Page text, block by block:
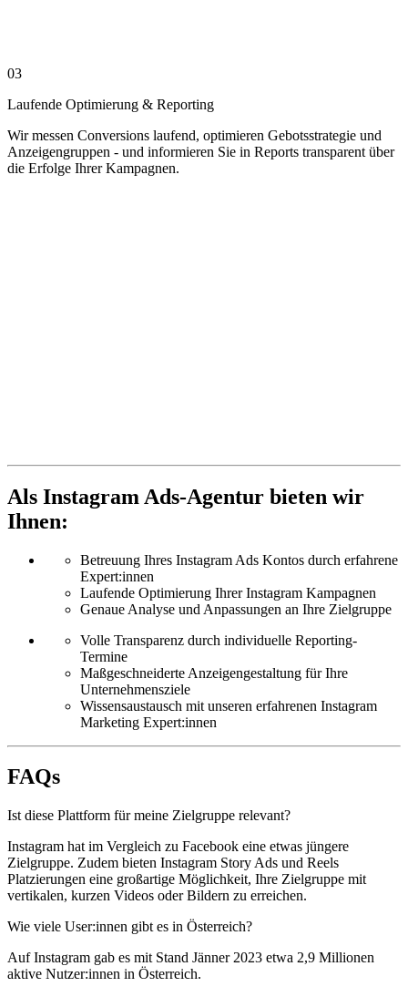
03
Laufende Optimierung & Reporting
Wir messen Conversions laufend, optimieren Gebotsstrategie und
Anzeigengruppen - und informieren Sie in Reports transparent über
die Erfolge Ihrer Kampagnen.
Als Instagram Ads-Agentur bieten wir
Ihnen:
Betreuung Ihres Instagram Ads Kontos durch erfahrene
Expert:innen
Laufende Optimierung Ihrer Instagram Kampagnen
Genaue Analyse und Anpassungen an Ihre Zielgruppe
Volle Transparenz durch individuelle Reporting-
Termine
Maßgeschneiderte Anzeigengestaltung für Ihre
Unternehmensziele
Wissensaustausch mit unseren erfahrenen Instagram
Marketing Expert:innen
FAQs
Ist diese Plattform für meine Zielgruppe relevant?
Instagram hat im Vergleich zu Facebook eine etwas jüngere
Zielgruppe. Zudem bieten Instagram Story Ads und Reels
Platzierungen eine großartige Möglichkeit, Ihre Zielgruppe mit
vertikalen, kurzen Videos oder Bildern zu erreichen.
Wie viele User:innen gibt es in Österreich?
Auf Instagram gab es mit Stand Jänner 2023 etwa 2,9 Millionen
aktive Nutzer:innen in Österreich.